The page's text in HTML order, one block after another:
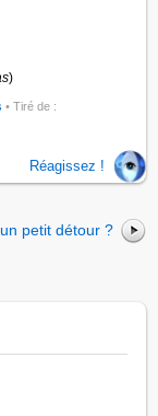
)
• Tiré de :
Réagissez !
petit détour ?